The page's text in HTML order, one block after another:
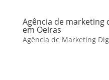
Agência de marketing
em Oeiras
Agência de Marketing